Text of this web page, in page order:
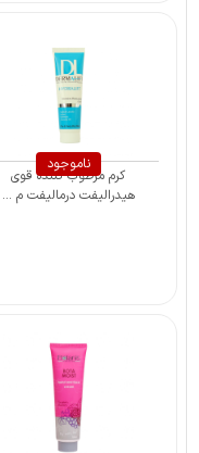
ناموجود
کرم مرطوب کننده قوی
هیدرالیفت درمالیفت م ...